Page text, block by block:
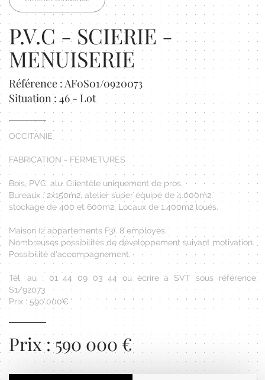
P.V.C - SCIERIE -
MENUISERIE
Référence : AF0S01/0920073
Situation : 46 - Lot
OCCITANIE
FABRICATION - FERMETURES
Bois, PVC, alu. Clientèle uniquement de pros.
Bureaux : 2x150m2, atelier super équipé de 4.000m2,
stockage de 400 et 600m2. Locaux de 1.400m2 loués.
Maison (2 appartements F3). 8 employés.
Nombreuses possibilités de développement suivant motivation.
Possibilité d'accompagnement.
Tél. au : 01 44 09 03 44 ou écrire à SVT sous référence
S1/92073
Prix : 590.000€
Prix : 590 000 €